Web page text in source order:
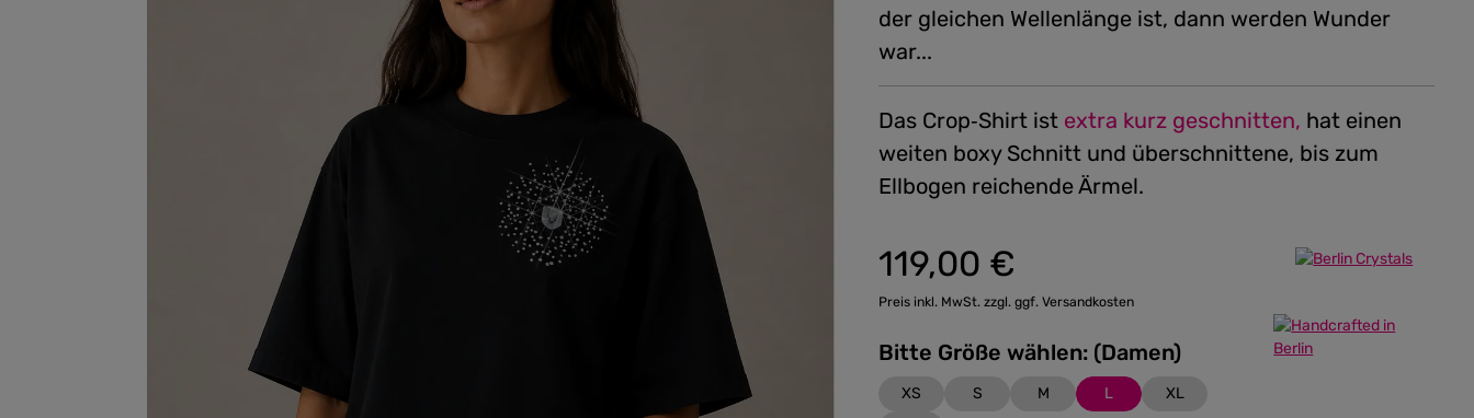
der gleichen Wellenlänge ist, dann werden Wunder
war...
Das Crop‑Shirt ist extra kurz geschnitten, hat einen
weiten boxy Schnitt und überschnittene, bis zum
Ellbogen reichende Ärmel.
Regulärer Preis:
119,00 €
Preis inkl. MwSt. zzgl. ggf. Versandkosten
Bitte Größe wählen: (Damen)
XS S M L
XL